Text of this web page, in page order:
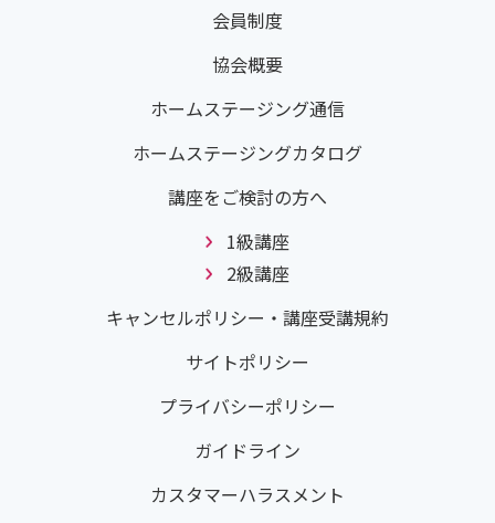
会員制度
協会概要
ホームステージング通信
ホームステージングカタログ
講座をご検討の方へ
1級講座
2級講座
キャンセルポリシー・講座受講規約
サイトポリシー
プライバシーポリシー
ガイドライン
カスタマーハラスメント